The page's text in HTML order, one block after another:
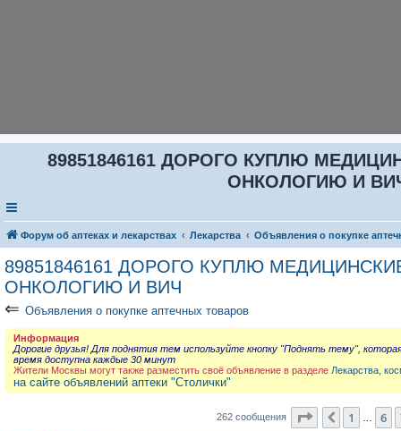
89851846161 ДОРОГО КУПЛЮ
ОНКОЛОГИЮ И ВИЧ
Форум об аптеках и лекарствах Лекарства Объявления о покупке
89851846161 ДОРОГО КУПЛЮ
ОНКОЛОГИЮ И ВИЧ
⇐ Объявления о покупке аптечных товаров
Информация
Дорогие друзья! Для поднятия тем используйте кнопку "Поднять тему",
время доступна каждые 30 минут
Жители Москвы могут также разместить своё объявление в разделе Лекарства,
на сайте объявлений аптеки "Столички"
262 сообщения Страница из
Пред.
1 6